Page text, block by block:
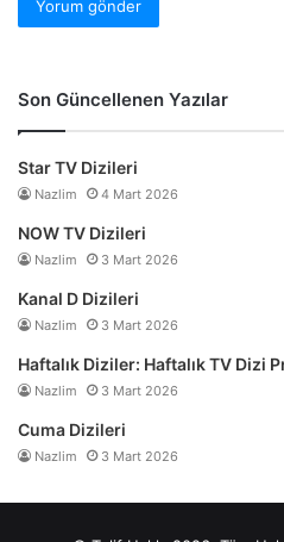
Son Güncellenen Yazılar
Star TV Dizileri
Nazlim 4 Mart 2026
NOW TV Dizileri
Nazlim 3 Mart 2026
Kanal D Dizileri
Nazlim 3 Mart 2026
Haftalık Diziler: Haftalık TV Dizi
Nazlim 3 Mart 2026
Cuma Dizileri
Nazlim 3 Mart 2026